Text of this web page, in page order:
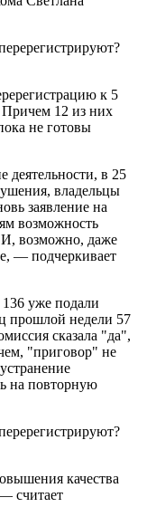
к 5
Причем 12 из них
не готовы
в 25
владельцы
заявление на
возможность
И, возможно, даже
— подчеркивает
136 уже подали
прошлой недели 57
сказала "да",
"приговор" не
на повторную
качества
считает